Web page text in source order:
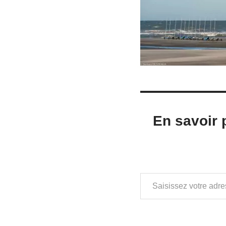
En savoir